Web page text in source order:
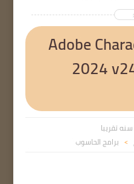
Adobe
2024
> برامج الحاسوب